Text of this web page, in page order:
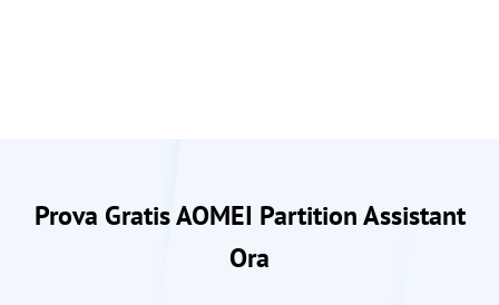
Prova Gratis AOMEI Partition Assistant
Ora